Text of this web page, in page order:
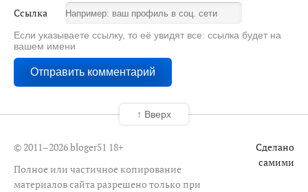
Ссылка
Если указываете ссылку, то её увидят все: ссылка будет на
вашем имени
© 2011–2026 bloger51 18+
Полное или частичное копирование
материалов сайта разрешено только при
Сделано
самими
↑ Вверх